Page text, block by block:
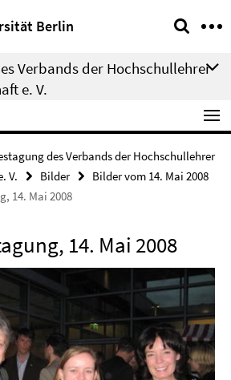
Berlin
Verbands der Hochschullehrer
e. V.
des Verbands der Hochschullehrer
V.
Bilder
Bilder vom 14. Mai 2008
14. Mai 2008
14. Mai 2008